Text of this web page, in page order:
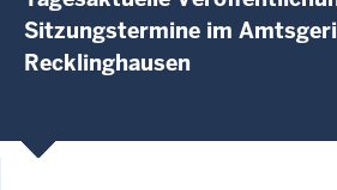
Sitzungstermine im
Recklinghausen